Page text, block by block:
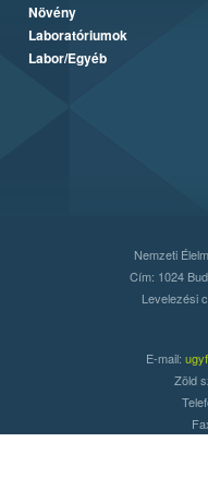
Növény
Laboratóriumok
Labor/Egyéb
Nemzeti
Cím: 1024
Levelezési
E-mail:
Zöld